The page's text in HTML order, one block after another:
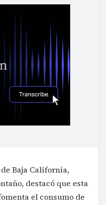
Baja California,
destacó que esta
el consumo de